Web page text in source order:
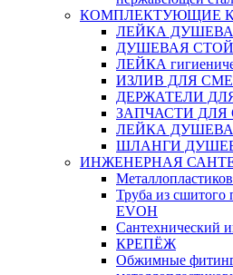
КОМПЛЕКТУЮЩИЕ
ЛЕЙКА ДУШЕВАЯ
ДУШЕВАЯ
ЛЕЙКА
ИЗЛИВ ДЛЯ
ДЕРЖАТЕЛИ
ЗАПЧАСТИ
ЛЕЙКА
ШЛАНГИ
ИНЖЕНЕРНАЯ
Труба из сшитого
EVOH
Сантехнический
КРЕПЁЖ
Обжимные